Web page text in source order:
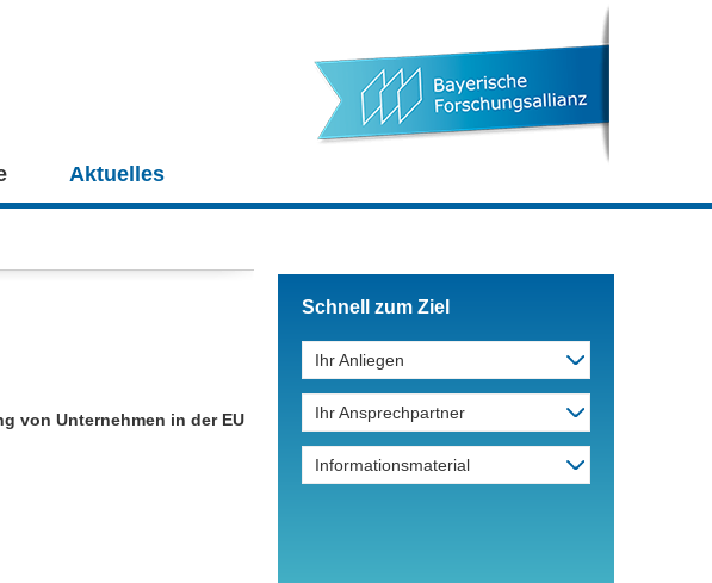
Aktuelles
von Unternehmen in der EU
Schnell zum Ziel
Ihr Anliegen
Ihr Ansprechpartner
Informationsmaterial